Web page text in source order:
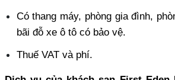
Có thang máy, phòng gia đình,
bãi đỗ xe ô tô có bảo vệ.
Thuế VAT và phí.